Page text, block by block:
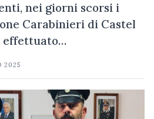
nei giorni scorsi i
Carabinieri di Castel
effettuato…
2025